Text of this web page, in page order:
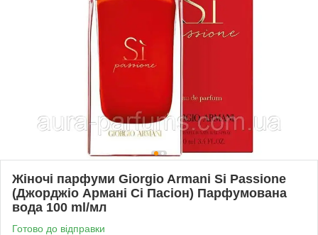
Жіночі парфуми Giorgio Armani Si Passione
(Джорджіо Армані Сі Пасіон) Парфумована
вода 100 ml/мл
Готово до відправки